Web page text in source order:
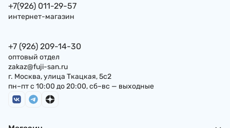
+7(926) 011-29-57
интернет-магазин
+7 (926) 209-14-30
оптовый отдел
zakaz@fuji-san.ru
г. Москва, улица Ткацкая, 5с2
пн–пт с 10:00 до 20:00, сб–вс — выходные